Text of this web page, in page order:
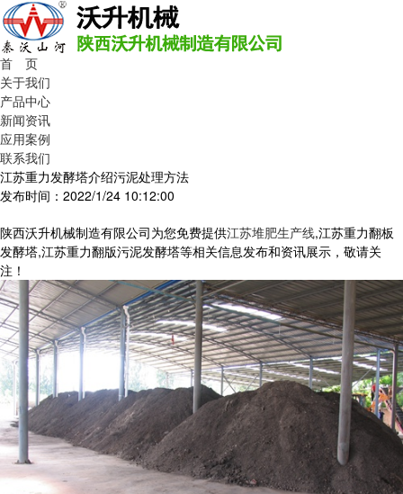
首 页
关于我们
产品中心
新闻资讯
应用案例
联系我们
江苏重力发酵塔介绍污泥处理方法
发布时间：2022/1/24 10:12:00
陕西沃升机械制造有限公司为您免费提供江苏堆肥生产线,江苏重力翻板
发酵塔,江苏重力翻版污泥发酵塔等相关信息发布和资讯展示，敬请关
注！